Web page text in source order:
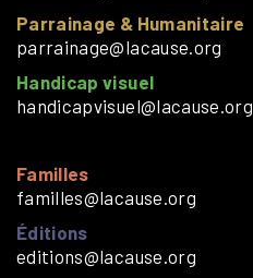
Parrainage & Humanitaire
parrainage@lacause.org
Handicap visuel
handicapvisuel@lacause.org
Familles
familles@lacause.org
Éditions
editions@lacause.org